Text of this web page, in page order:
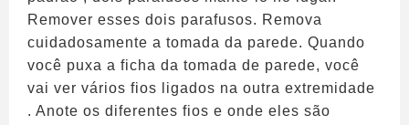
Remover esses dois parafusos. Remova
cuidadosamente a tomada da parede. Quando
você puxa a ficha da tomada de parede, você
vai ver vários fios ligados na outra extremidade
. Anote os diferentes fios e onde eles são